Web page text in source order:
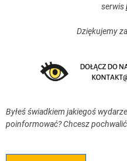
serwis
Dziękujemy
Byłeś świadkiem jakiegoś
poinformować? Chcesz